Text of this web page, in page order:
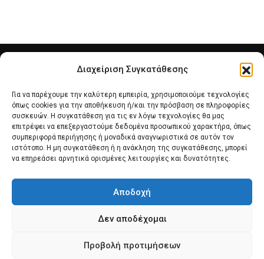
Διαχείριση Συγκατάθεσης
Για να παρέχουμε την καλύτερη εμπειρία, χρησιμοποιούμε τεχνολογίες
όπως cookies για την αποθήκευση ή/και την πρόσβαση σε πληροφορίες
συσκευών. Η συγκατάθεση για τις εν λόγω τεχνολογίες θα μας
επιτρέψει να επεξεργαστούμε δεδομένα προσωπικού χαρακτήρα, όπως
συμπεριφορά περιήγησης ή μοναδικά αναγνωριστικά σε αυτόν τον
ιστότοπο. Η μη συγκατάθεση ή η ανάκληση της συγκατάθεσης, μπορεί
να επηρεάσει αρνητικά ορισμένες λειτουργίες και δυνατότητες.
Αποδοχή
Δεν αποδέχομαι
Προβολή προτιμήσεων
Αρχική Νέα του Συλλόγου Θέματα e-Magazino
Πολιτική Cookies (ΕΕ)